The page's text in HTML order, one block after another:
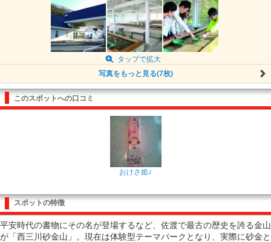
タップで拡大
写真をもっと見る(7枚)
このスポットへの口コミ
おけさ姫♪
スポットの特徴
平安時代の書物にその名が登場するなど、佐渡で最古の歴史を誇る金山
が「西三川砂金山」。現在は体験型テーマパークとなり、実際に砂金と